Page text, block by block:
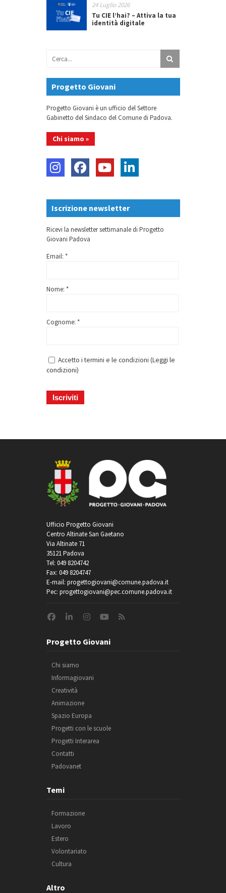
24 Luglio 2026
Tu CIE l’hai? – Attiva la tua
identità digitale
Progetto Giovani
Progetto Giovani è un ufficio del Settore
Gabinetto del Sindaco del Comune di Padova.
Chi siamo »
Iscrizione newsletter
Ricevi la newsletter settimanale di Progetto
Giovani Padova
Email: *
Nome: *
Cognome: *
Accetto i termini e le condizioni (Leggi le
condizioni)
Ufficio Progetto Giovani
Centro Altinate San Gaetano
Via Altinate 71
35121 Padova
Tel: 049 8204742
Fax: 049 8204747
E-mail: progettogiovani@comune.padova.it
Pec: progettogiovani@pec.comune.padova.it
Progetto Giovani
Chi siamo
Informagiovani
Creatività
Animazione
Spazio Europa
Progetti con le scuole
Progetti Interarea
Contatti
Padovanet
Temi
Formazione
Lavoro
Estero
Volontariato
Cultura
Altro